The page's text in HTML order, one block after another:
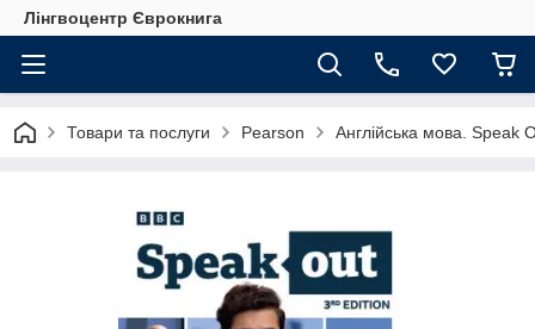
Лінгвоцентр Єврокнига
Товари та послуги Pearson Англійська мова. Speak